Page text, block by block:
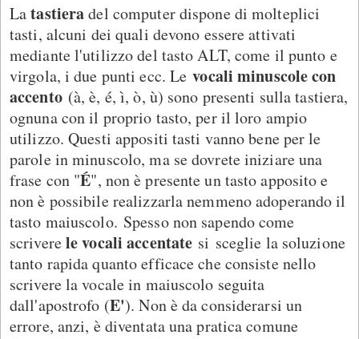
Latastieradel computer dispone di molteplici
tasti, alcuni dei quali devono essere attivati
mediante l'utilizzo del tasto ALT, come il punto e
virgola, i due punti ecc. Levocali minuscole con
accento(à, è, é, ì, ò, ù) sono presenti sulla tastiera,
ognuna con il proprio tasto, per il loro ampio
utilizzo. Questi appositi tasti vanno bene per le
parole in minuscolo, ma se dovrete iniziare una
frase con "É", non è presente un tasto apposito e
non è possibile realizzarla nemmeno adoperando il
tasto maiuscolo. Spesso non sapendo come
scriverele vocali accentate si sceglie la soluzione
tanto rapida quanto efficace che consiste nello
scrivere la vocale in maiuscolo seguita
dall'apostrofo (E'). Non è da considerarsi un
errore, anzi, è diventata una pratica comune